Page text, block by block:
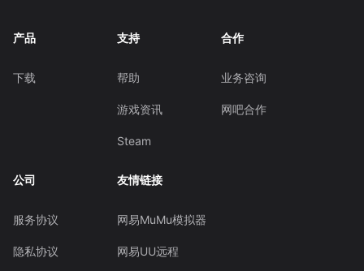
产品
下载
支持
帮助
游戏资讯
Steam
合作
业务咨询
网吧合作
公司
服务协议
隐私协议
友情链接
网易MuMu模拟器
网易UU远程